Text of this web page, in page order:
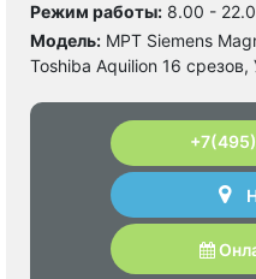
Режим работы: 8.00 -
Модель: МРТ Siemens
Toshiba Aquilion 16